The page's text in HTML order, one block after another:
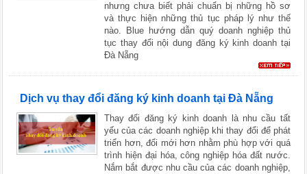
nhưng chưa biết phải chuẩn bị những hồ sơ
và thực hiện những thủ tục pháp lý như thế
nào. Blue hướng dẫn quý doanh nghiệp thủ
tục thay đổi nội dung đăng ký kinh doanh tại
Đà Nẵng
Dịch vụ thay đổi đăng ký kinh doanh tại Đà Nẵng
Thay đổi đăng ký kinh doanh là nhu cầu tất
yếu của các doanh nghiệp khi thay đổi để phát
triển hơn, đổi mới hơn nhằm phù hợp với quá
trình hiện đại hóa, công nghiệp hóa đất nước.
Nắm bắt được nhu cầu của các doanh nghiệp,